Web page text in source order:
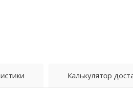
Калькулятор